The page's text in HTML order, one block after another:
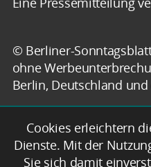
© Berliner-
ohne
Berlin, Deutschland
Cookies erleichtern
Dienste. Mit der
Sie sich damit